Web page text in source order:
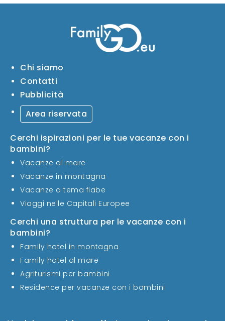
Chi siamo
Contatti
Pubblicità
Area riservata
Cerchi ispirazioni per le tue vacanze con i
bambini?
Vacanze al mare
Vacanze in montagna
Vacanze a tema fiabe
Viaggi nelle Capitali Europee
Cerchi una struttura per le vacanze con i
bambini?
Family hotel in montagna
Family hotel al mare
Agriturismi per bambini
Residence per vacanze con i bambini